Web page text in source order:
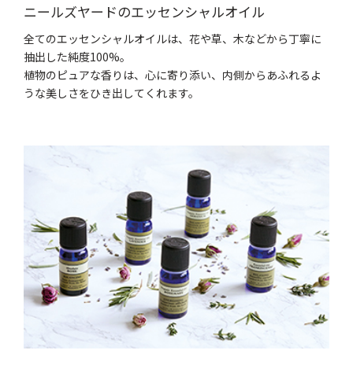
ニールズヤードのエッセンシャルオイル
全てのエッセンシャルオイルは、花や草、木などから丁寧に
抽出した純度100%。
植物のピュアな香りは、心に寄り添い、内側からあふれるよ
うな美しさをひき出してくれます。